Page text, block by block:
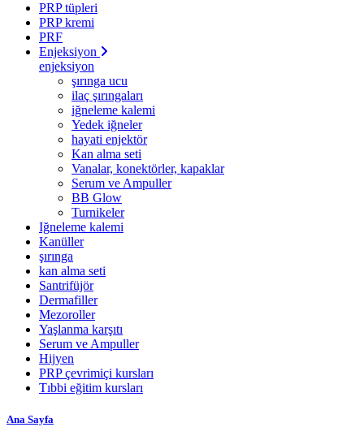
PRP tüpleri
PRP kremi
PRF
Enjeksiyon
enjeksiyon
şırınga ucu
ilaç şırıngaları
iğneleme kalemi
Yedek iğneler
hayati enjektör
Kan alma seti
Vanalar, konektörler, kapaklar
Serum ve Ampuller
BB Glow
Turnikeler
Iğneleme kalemi
Kanüller
şırınga
kan alma seti
Santrifüjör
Dermafiller
Mezoroller
Yaşlanma karşıtı
Serum ve Ampuller
Hijyen
PRP çevrimiçi kursları
Tıbbi eğitim kursları
Ana Sayfa